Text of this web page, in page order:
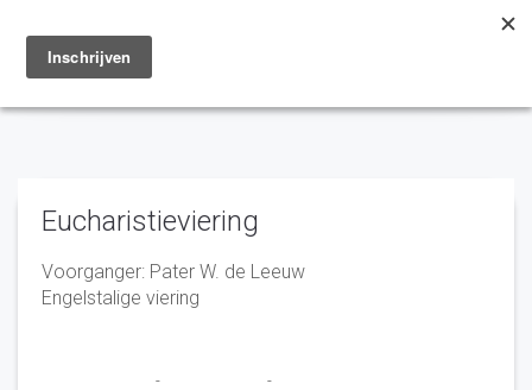
Toggle
navigation
Eucharistieviering
Voorganger: Pater W. de Leeuw
Engelstalige viering
- -